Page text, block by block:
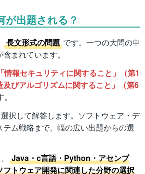
が出題される？
長文形式の問題 です。一つの大問の中
まれています。
「情報セキュリティに関すること」（第1
及びアルゴリズムに関すること」（第6
択して解答します。ソフトウェア・デ
テム戦略まで、幅の広い出題からの選
Java・c言語・Python・アセンブ
トウェア開発に関連した分野の選択